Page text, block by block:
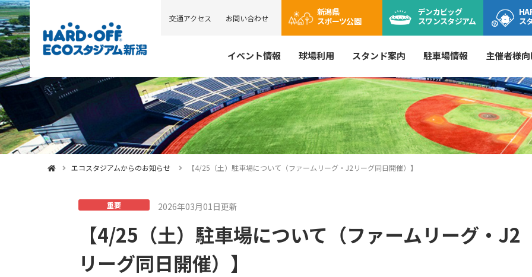
交通アクセス お問い合わせ
新潟県
スポーツ公園
デンカビッグ
スワンスタジアム
ス
イベント情報 球場利用 スタンド案内 駐車場情報 主催者様
エコスタジアムからのお知らせ 【4/25（土）駐車場について（ファームリーグ・J2リーグ同日開催）】
重要 2026年03月01日更新
【4/25（土）駐車場について（ファームリーグ・J2
リーグ同日開催）】